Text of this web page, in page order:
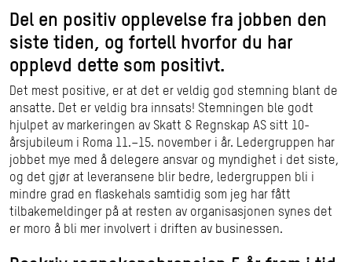
Del en positiv opplevelse fra jobben den
siste tiden, og fortell hvorfor du har
opplevd dette som positivt.
Det mest positive, er at det er veldig god stemning blant de
ansatte. Det er veldig bra innsats! Stemningen ble godt
hjulpet av markeringen av Skatt & Regnskap AS sitt 10-
årsjubileum i Roma 11.–15. november i år. Ledergruppen har
jobbet mye med å delegere ansvar og myndighet i det siste,
og det gjør at leveransene blir bedre, ledergruppen bli i
mindre grad en flaskehals samtidig som jeg har fått
tilbakemeldinger på at resten av organisasjonen synes det
er moro å bli mer involvert i driften av businessen.